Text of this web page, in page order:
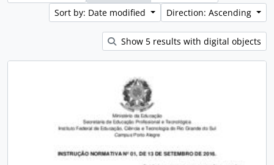
Sort by: Date modified
Direction: Ascending
Show 5 results with digital objects